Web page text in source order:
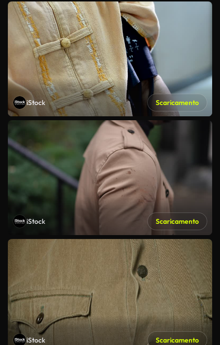
iStock Scaricamento
iStock Scaricamento
iStock Scaricamento